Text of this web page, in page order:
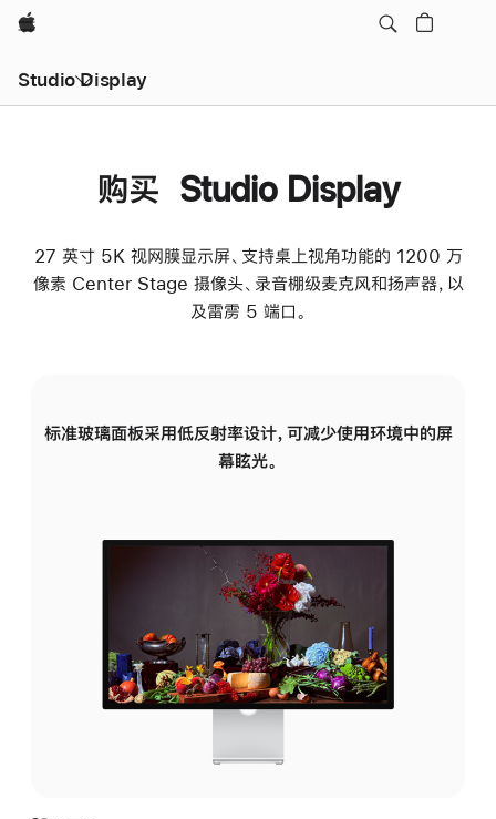
Apple
Studio Display
购买 Studio Display
27 英寸 5K 视网膜显示屏、支持桌上视角功能的 1200 万
像素 Center Stage 摄像头、录音棚级麦克风和扬声器，以
及雷雳 5 端口。
标准玻璃面板采用低反射率设计，可减少使用环境中的屏
幕眩光。